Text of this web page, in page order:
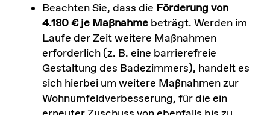
Beachten Sie, dass die Förderung von
4.180 € je Maßnahmebeträgt. Werden im
Laufe der Zeit weitere Maßnahmen
erforderlich (z. B. eine barrierefreie
Gestaltung des Badezimmers), handelt es
sich hierbei um weitere Maßnahmen zur
Wohnumfeldverbesserung, für die ein